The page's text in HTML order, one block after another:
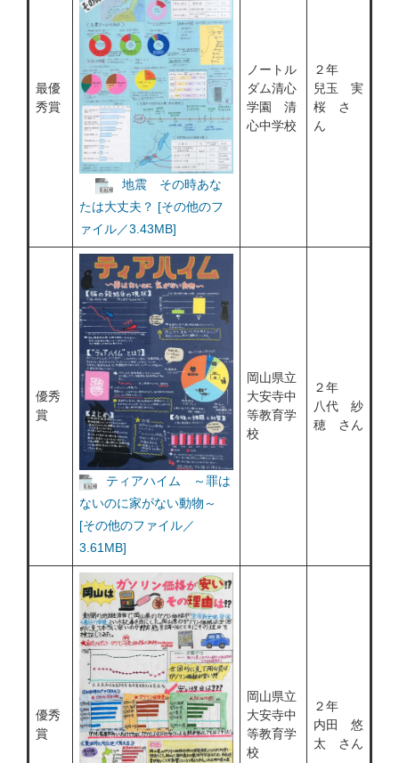
最優
秀賞
地震 その時あな
たは大丈夫？ [その他のフ
ァイル／3.43MB]
ノートル
ダム清心
学園 清
心中学校
２年
兒玉 実
桜 さ
ん
優秀
賞
ティアハイム ～罪は
ないのに家がない動物～
[その他のファイル／
3.61MB]
岡山県立
大安寺中
等教育学
校
２年
八代 紗
穂 さん
優秀
賞
岡山県立
大安寺中
等教育学
校
２年
内田 悠
太 さん